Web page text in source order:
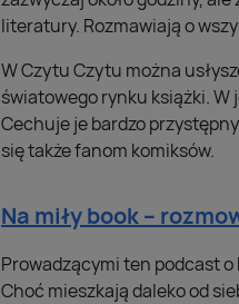
literatury. Rozmawiają o
W Czytu Czytu można
światowego rynku książki.
Cechuje je bardzo
się także fanom komiksów.
Na miły book –
Prowadzącymi ten podcast o
Choć mieszkają daleko od